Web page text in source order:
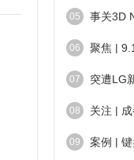
05
06
07
08
09